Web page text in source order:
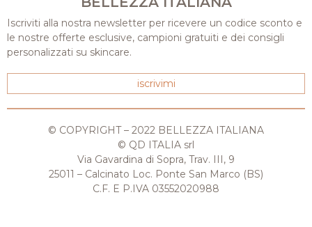
Iscriviti alla nostra newsletter per ricevere un codice sconto e
le nostre offerte esclusive, campioni gratuiti e dei consigli
personalizzati su skincare.
iscrivimi
© COPYRIGHT – 2022 BELLEZZA ITALIANA
© QD ITALIA srl
Via Gavardina di Sopra, Trav. III, 9
25011 – Calcinato Loc. Ponte San Marco (BS)
C.F. E P.IVA 03552020988